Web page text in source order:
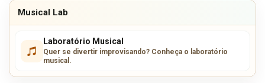
Musical Lab
Laboratório Musical
Quer se divertir improvisando? Conheça o laboratório
musical.